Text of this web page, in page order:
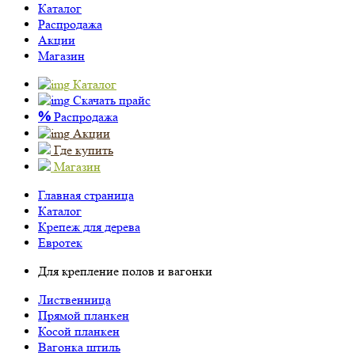
Каталог
Распродажа
Акции
Магазин
Каталог
Скачать прайс
% Распродажа
Акции
Где купить
Магазин
Главная страница
Каталог
Крепеж для дерева
Евротек
Для крепление полов и вагонки
Лиственница
Прямой планкен
Косой планкен
Вагонка штиль